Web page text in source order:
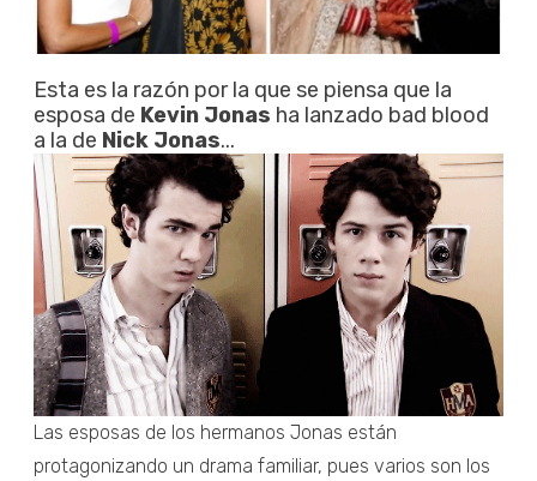
Esta es la razón por la que se piensa que la
esposa de Kevin Jonas ha lanzado bad blood
a la de Nick Jonas...
Las esposas de los hermanos Jonas están
protagonizando un drama familiar, pues varios son los